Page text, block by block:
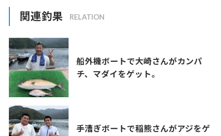
関連釣果
船外機ボートで大崎さんがカンパ
チ、マダイをゲット。
手漕ぎボートで稲熊さんがアジをゲ